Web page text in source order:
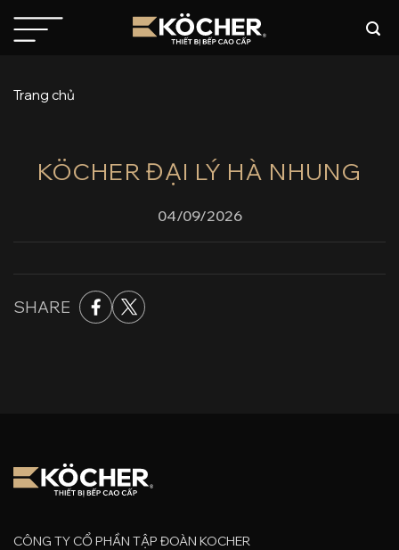
qua
Trang chủ
KÖCHER ĐẠI LÝ HÀ NHUNG
04/09/2026
SHARE
CÔNG TY CỔ PHẦN TẬP ĐOÀN KOCHER